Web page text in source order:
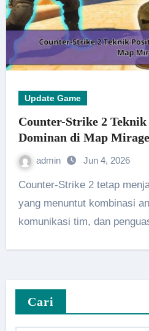
Update Game
Counter-Strike 2
Dominan di Map Mirage
admin Jun 4, 2026
Counter-Strike 2 tetap menjadi Game kompetitif
yang menuntut kombinasi
komunikasi tim, dan
Cari